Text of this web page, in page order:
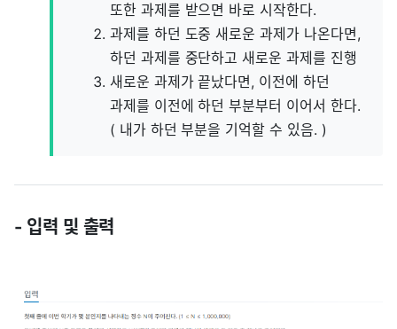
또한 과제를 받으면 바로 시작한다.
과제를 하던 도중 새로운 과제가 나온다면,
하던 과제를 중단하고 새로운 과제를 진행
새로운 과제가 끝났다면, 이전에 하던
과제를 이전에 하던 부분부터 이어서 한다.
( 내가 하던 부분을 기억할 수 있음. )
- 입력 및 출력